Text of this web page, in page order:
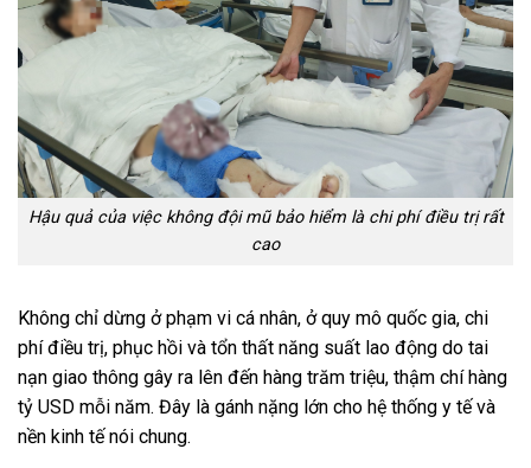
Hậu quả của việc không đội mũ bảo hiểm là chi phí điều trị rất
cao
Không chỉ dừng ở phạm vi cá nhân, ở quy mô quốc gia, chi
phí điều trị, phục hồi và tổn thất năng suất lao động do tai
nạn giao thông gây ra lên đến hàng trăm triệu, thậm chí hàng
tỷ USD mỗi năm. Đây là gánh nặng lớn cho hệ thống y tế và
nền kinh tế nói chung.